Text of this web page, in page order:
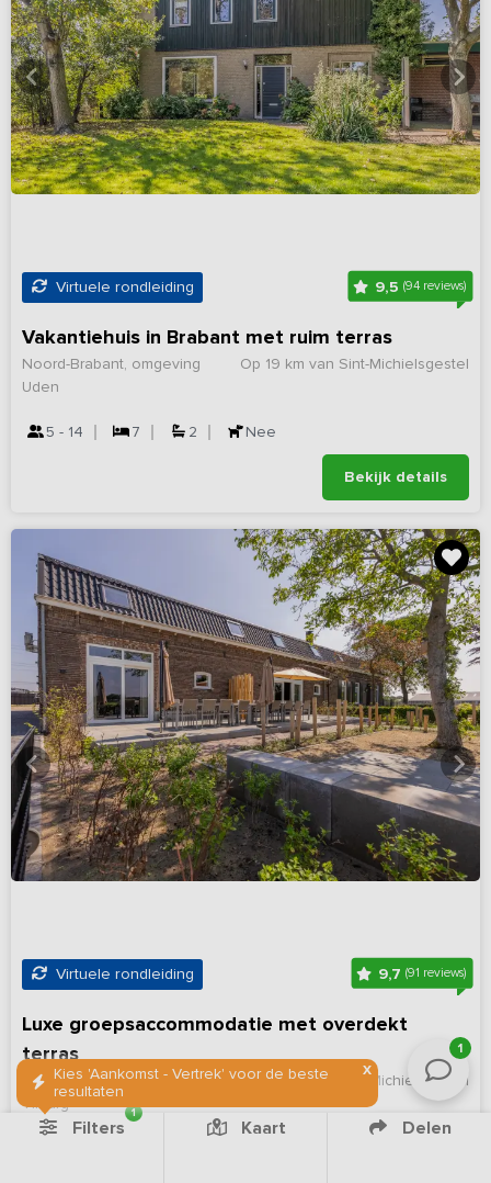
Virtuele rondleiding 9,5(94 reviews)
Vakantiehuis in Brabant met ruim terras
Op 19 km van Sint-Michielsgestel
Noord-Brabant, omgeving
Uden
5 - 14 7 2 Nee
Bekijk details
Virtuele rondleiding 9,7(91 reviews)
Luxe groepsaccommodatie met overdekt
terras
Op 19 km van Sint-Michielsgestel
Noord-Brabant, omgeving
Tilburg
X
Kies 'Aankomst - Vertrek' voor de beste
resultaten
1
Filters
1
Kaart Delen